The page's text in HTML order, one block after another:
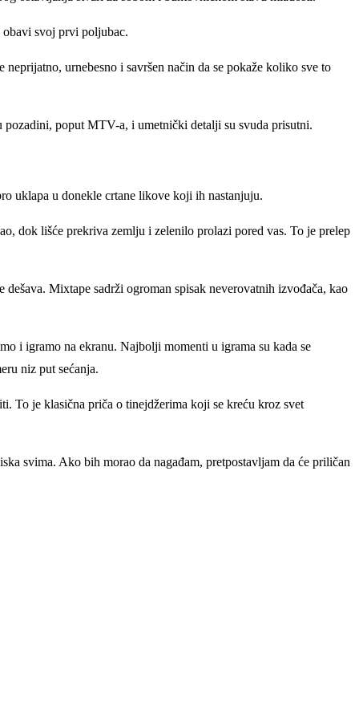
obavi svoj prvi poljubac.
urnebesno i savršen način da se pokaže koliko sve to
poput MTV-a, i umetnički detalji su svuda prisutni.
uklapa u donekle crtane likove koji ih nastanjuju.
dok lišće prekriva zemlju i zelenilo prolazi pored vas. To je prelep
Mixtape sadrži ogroman spisak neverovatnih izvođača, kao
i igramo na ekranu. Najbolji momenti u igrama su kada se
niz put sećanja.
To je klasična priča o tinejdžerima koji se kreću kroz svet
svima. Ako bih morao da nagađam, pretpostavljam da će priličan